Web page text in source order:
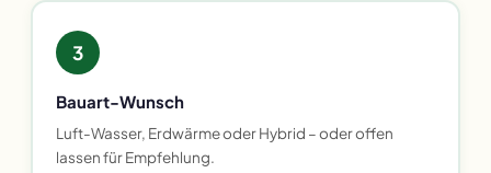
3
Bauart-Wunsch
Luft-Wasser, Erdwärme oder Hybrid – oder offen
lassen für Empfehlung.